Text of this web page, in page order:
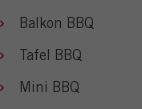
Balkon BBQ
Tafel BBQ
Mini BBQ